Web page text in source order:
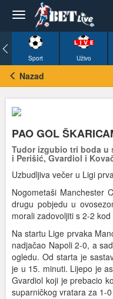
Sport Uživo
Nazad
PAO GOL
Tudor izgubio tri boda u
i Perišić, Gvardiol i
Uzbudljiva večer u Ligi
Nogometaši Manchester
drugu pobjedu u
morali zadovoljiti s 2-2
Na startu Lige prvaka
nadjačao Napoli 2-0, a
ogledu. Od starta je
je u 15. minuti. Lijepo je
Gvardiol koji je prebacio
suparničkog vratara za 1-